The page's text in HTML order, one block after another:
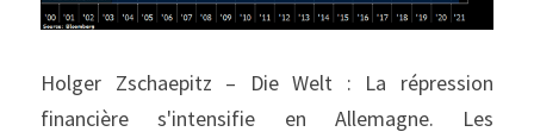
Holger Zschaepitz – Die Welt : La répression
financière s'intensifie en Allemagne. Les